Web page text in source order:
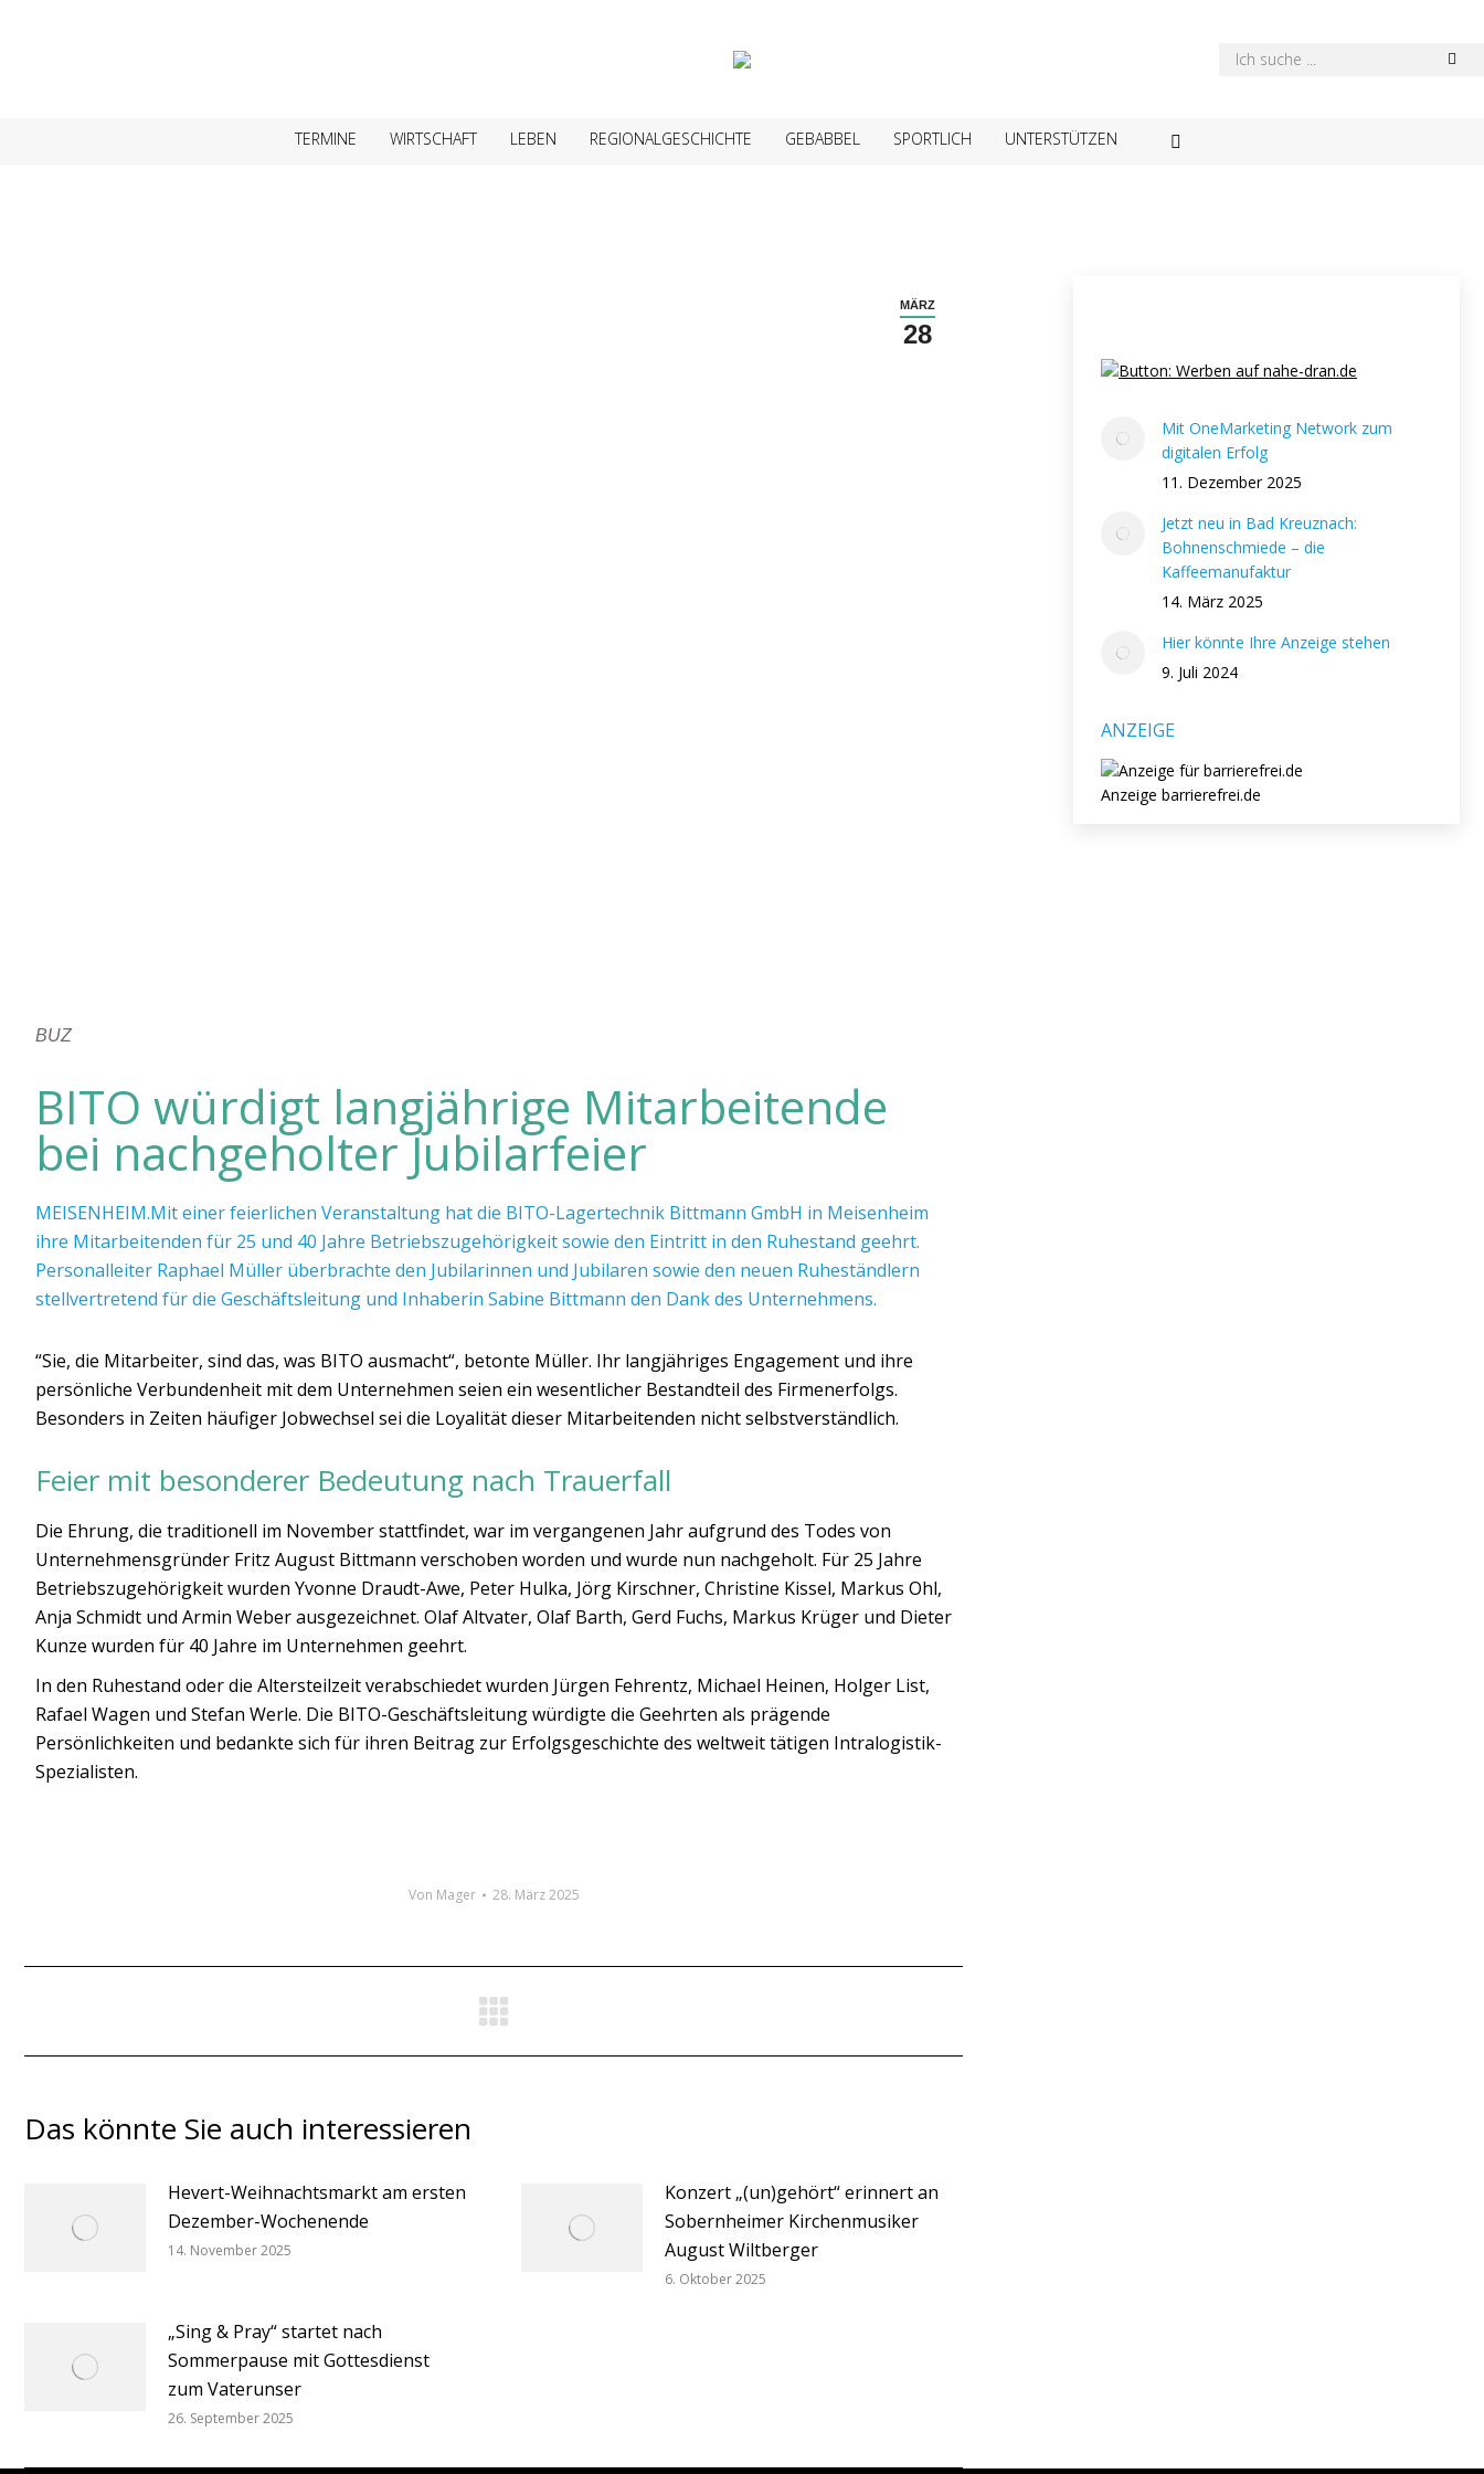
TERMINE WIRTSCHAFT LEBEN REGIONALGESCHICHTE GEBABBEL SPORTLICH UNTERSTÜTZEN
MÄRZ
28
BUZ
BITO würdigt langjährige Mitarbeitende
bei nachgeholter Jubilarfeier
MEISENHEIM.Mit einer feierlichen Veranstaltung hat die BITO-Lagertechnik Bittmann GmbH in Meisenheim
ihre Mitarbeitenden für 25 und 40 Jahre Betriebszugehörigkeit sowie den Eintritt in den Ruhestand geehrt.
Personalleiter Raphael Müller überbrachte den Jubilarinnen und Jubilaren sowie den neuen Ruheständlern
stellvertretend für die Geschäftsleitung und Inhaberin Sabine Bittmann den Dank des Unternehmens.
“Sie, die Mitarbeiter, sind das, was BITO ausmacht“, betonte Müller. Ihr langjähriges Engagement und ihre
persönliche Verbundenheit mit dem Unternehmen seien ein wesentlicher Bestandteil des Firmenerfolgs.
Besonders in Zeiten häufiger Jobwechsel sei die Loyalität dieser Mitarbeitenden nicht selbstverständlich.
Feier mit besonderer Bedeutung nach Trauerfall
Die Ehrung, die traditionell im November stattfindet, war im vergangenen Jahr aufgrund des Todes von
Unternehmensgründer Fritz August Bittmann verschoben worden und wurde nun nachgeholt. Für 25 Jahre
Betriebszugehörigkeit wurden Yvonne Draudt-Awe, Peter Hulka, Jörg Kirschner, Christine Kissel, Markus Ohl,
Anja Schmidt und Armin Weber ausgezeichnet. Olaf Altvater, Olaf Barth, Gerd Fuchs, Markus Krüger und Dieter
Kunze wurden für 40 Jahre im Unternehmen geehrt.
In den Ruhestand oder die Altersteilzeit verabschiedet wurden Jürgen Fehrentz, Michael Heinen, Holger List,
Rafael Wagen und Stefan Werle. Die BITO-Geschäftsleitung würdigte die Geehrten als prägende
Persönlichkeiten und bedankte sich für ihren Beitrag zur Erfolgsgeschichte des weltweit tätigen Intralogistik-
Spezialisten.
Von Mager 28. März 2025
Das könnte Sie auch interessieren
Hevert-Weihnachtsmarkt am ersten
Dezember-Wochenende
14. November 2025
Konzert „(un)gehört“ erinnert an
Sobernheimer Kirchenmusiker
August Wiltberger
6. Oktober 2025
„Sing & Pray“ startet nach
Sommerpause mit Gottesdienst
zum Vaterunser
26. September 2025
Mit OneMarketing Network zum
digitalen Erfolg
11. Dezember 2025
Jetzt neu in Bad Kreuznach:
Bohnenschmiede – die
Kaffeemanufaktur
14. März 2025
Hier könnte Ihre Anzeige stehen
9. Juli 2024
ANZEIGE
Anzeige barrierefrei.de